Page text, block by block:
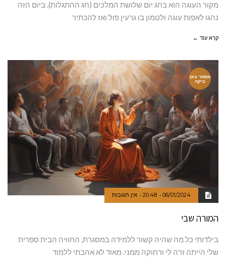
מקור העוגה הוא בחג יום שלושת המלכים (חג ההתגלות). ביום הזה
נהגו לאפות עוגה ולטמון בו גרעין פול ואז להכתיר
קרא עוד ←
אסתר בוט
ביקה
06/01/2024
20:48 אין תגובות
המורה שבי
בילדותי כל מה שהיה קשור ללמידה במסגרת, החוויה הבית ספרית
שלי הייתה זרה לי ורחוקה ממני. מאוד לא אהבתי ללמוד